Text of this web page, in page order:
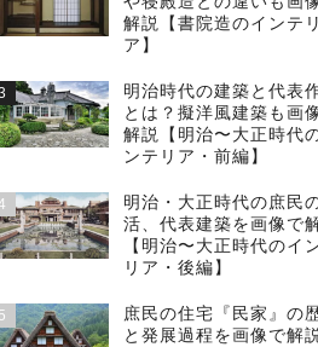
解説【書院造のインテリ
ア】
明治時代の建築と代表
とは？擬洋風建築も画
解説【明治〜大正時代
ンテリア・前編】
明治・大正時代の庶民
活、代表建築を画像で
【明治〜大正時代のイ
リア・後編】
5
庶民の住宅『民家』の
と発展過程を画像で解